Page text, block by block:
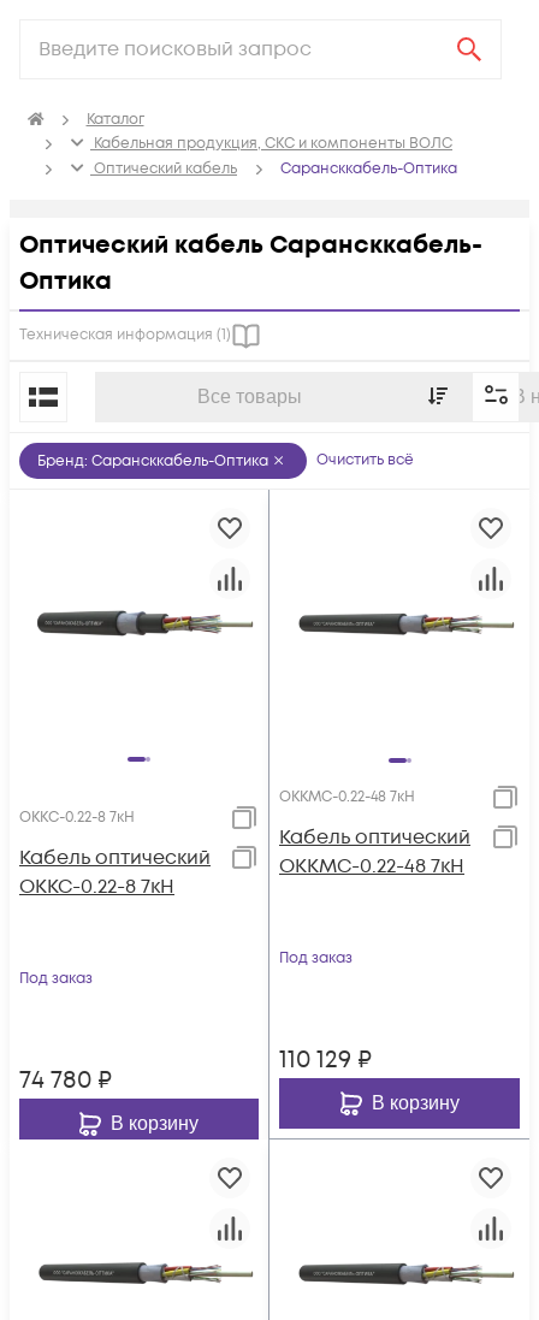
Каталог
Кабельная продукция, СКС и компоненты ВОЛС
Оптический кабель
Сарансккабель-Оптика
Оптический кабель Сарансккабель-
Оптика
Техническая информация (1)
Все товары В
По популярности
Бренд: Сарансккабель-Оптика Очистить всё
ОККС-0.22-8 7кН
Кабель оптический
ОККС-0.22-8 7кН
Под заказ
74 780 ₽
В корзину
ОККМС-0.22-48 7кН
Кабель оптический
ОККМС-0.22-48 7кН
Под заказ
110 129 ₽
В корзину